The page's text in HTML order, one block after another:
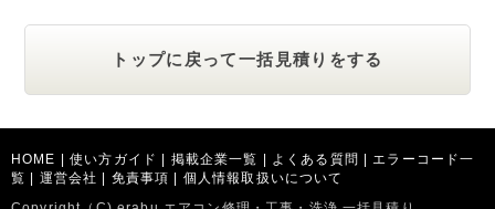
トップに戻って一括見積りをする
HOME |使い方ガイド 掲載企業一覧 よくある質問
エラーコード一
覧
運営会社 免責事項 個人情報取扱いについて